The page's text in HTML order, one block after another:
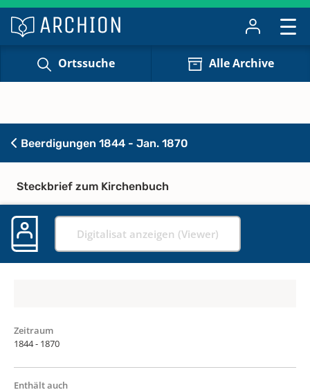
Ortssuche Alle Archive
Beerdigungen 1844 - Jan. 1870
Steckbrief zum Kirchenbuch
Digitalisat anzeigen (Viewer)
Zeitraum
1844 - 1870
Enthält auch